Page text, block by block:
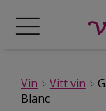
Vin Vitt vin
Blanc